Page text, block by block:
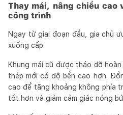
Thay mái, nâng chiều cao
công trình
Ngay từ giai đoạn đầu, gia chủ
xuống cấp.
Khung mái cũ được tháo dỡ
thép mới có độ bền cao hơn.
cao để tăng khoảng không phía
tốt hơn và giảm cảm giác nóng